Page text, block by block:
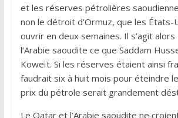
et les réserves pétrolières
non le détroit d’Ormuz, que les États-
ouvrir en deux semaines. Il s’agit
l’Arabie saoudite ce que Saddam
Koweït. Si les réserves étaient ainsi
faudrait six à huit mois pour éteindre
prix du pétrole serait grandement
Le Qatar et l’Arabie saoudite ne